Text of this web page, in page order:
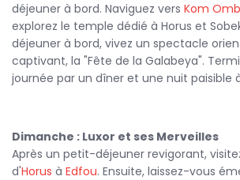
Unvoyage Égypte croisièreà bord du
Lily est une expérience inoubliable qui
détente. Embarquez pour ce voyage
laissez-vous envoûter par les merveilles
déjeuner à bord. Naviguez vers Kom
explorez le temple dédié à Horus et
déjeuner à bord, vivez un spectacle
captivant, la "Fête de la Galabeya".
journée par un dîner et une nuit paisible
Dimanche : Luxor et ses Merveilles
Après un petit-déjeuner revigorant,
d'Horus à Edfou. Ensuite, laissez-vous